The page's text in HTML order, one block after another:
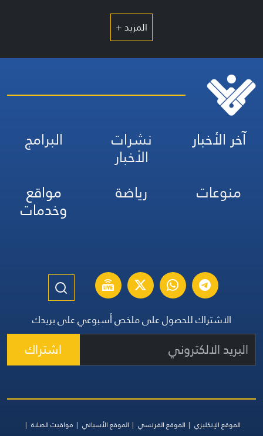
المزيد +
آخر الأخبار نشرات
الأخبار
البرامج
منوعات
رياضة مواقع
وخدمات
الاشتراك للحصول على ملخص أسبوعي على بريدك
اشتراك
الموقع الإنكليزي الموقع الفرنسي الموقع الأسباني
مواقيت الصلاة